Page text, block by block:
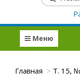
Меню
Главная Т. 15,